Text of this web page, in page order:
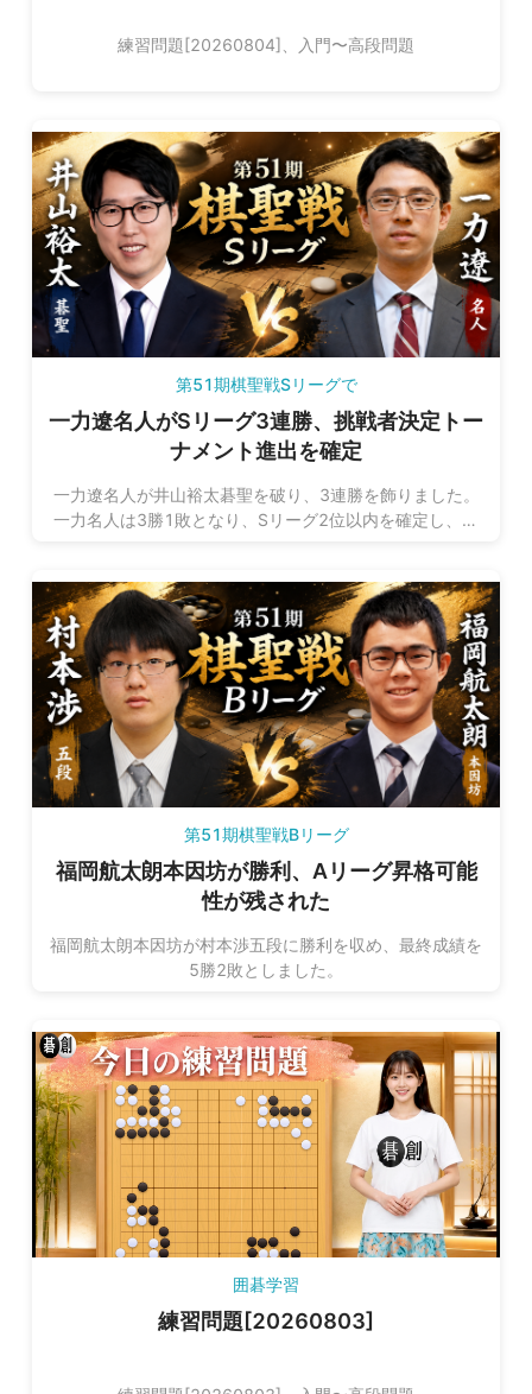
練習問題[20260804]、入門〜高段問題
第51期棋聖戦Sリーグで
一力遼名人がSリーグ3連勝、挑戦者決定トー
ナメント進出を確定
一力遼名人が井山裕太碁聖を破り、3連勝を飾りました。
一力名人は3勝1敗となり、Sリーグ2位以内を確定し、挑
第51期棋聖戦Bリーグ
福岡航太朗本因坊が勝利、Aリーグ昇格可能
性が残された
福岡航太朗本因坊が村本渉五段に勝利を収め、最終成績を
5勝2敗としました。
囲碁学習
練習問題[20260803]